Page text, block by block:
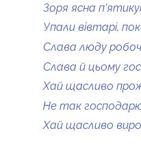
Зоря ясна
Упали вівтарі,
Слава люду
Слава й цьому
Хай щасливо
Не так
Хай щасливо